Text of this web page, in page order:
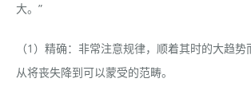
大。”
（1）精确：非常注意规律，顺着其时的大趋
从将丧失降到可以蒙受的范畴。